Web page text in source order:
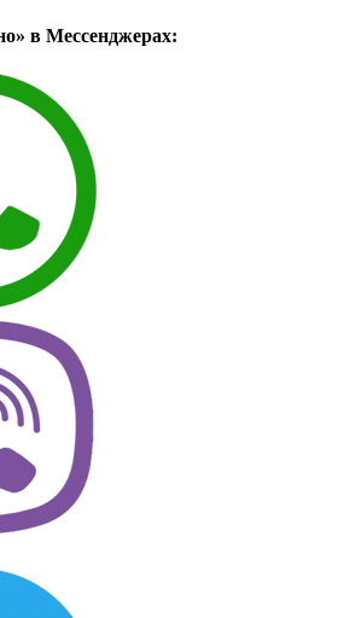
в Мессенджерах: